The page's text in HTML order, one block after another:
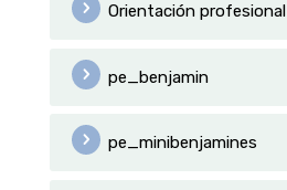
Orientación profesional
pe_benjamin
pe_minibenjamines